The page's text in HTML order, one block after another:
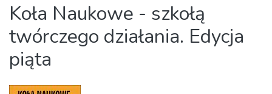
Koła Naukowe - szkołą
twórczego działania. Edycja
piąta